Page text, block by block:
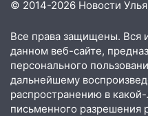
16:30 Прогноз
16:20 В Сурском
не защищены от
16:12 Пуля
16-м этаже в
© 2014-2026 Новости
Все права защищены. Вся
данном веб-сайте,
персонального
дальнейшему
распространению в
письменного разрешения